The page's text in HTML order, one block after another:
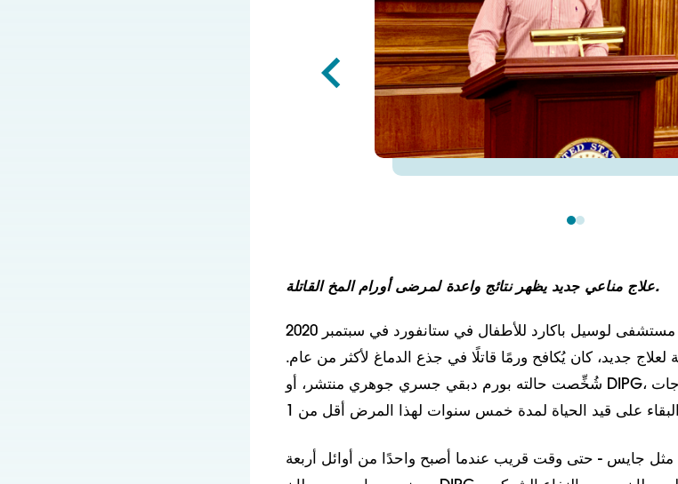
علاج مناعي جديد يظهر نتائج واعدة لمرضى أورام المخ القاتلة.
عندما جاء جايس وارد إلى مستشفى لوسيل باكارد للأطفال في ستانفورد في سبتمبر 2020
لعلاج جديد، كان يُكافح ورمًا قاتلًا في جذع الدماغ لأكثر من عام.
شُخِّصت حالته بورم دبقي جسري جوهري منتشر، أو DIPG، وهو ورم لا تُشفى منه علاجات
جايس - حتى وقت قريب عندما أصبح واحدًا من أوائل أربعة